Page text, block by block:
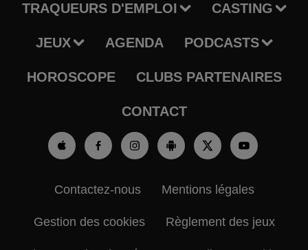
TRAQUEURS D'EMPLOI CASTING
JEUX AGENDA PODCASTS
HOROSCOPE CLUBS PARTENAIRES
CONTACT
Contactez-nous Mentions légales
Gestion des cookies Règlement des jeux